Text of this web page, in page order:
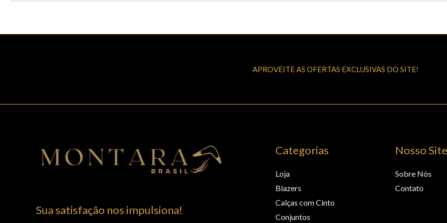
APROVEITE AS OFERTAS EXCLUSIVAS DO SITE!
Sua satisfação nos impulsiona!
Categorias
Loja
Blazers
Calças com Cinto
Conjuntos
Nosso Site
Sobre Nós
Contato